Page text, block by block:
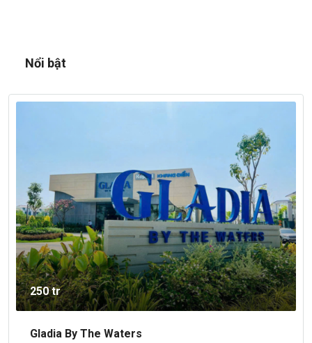
Nổi bật
250 tr
Gladia By The Waters